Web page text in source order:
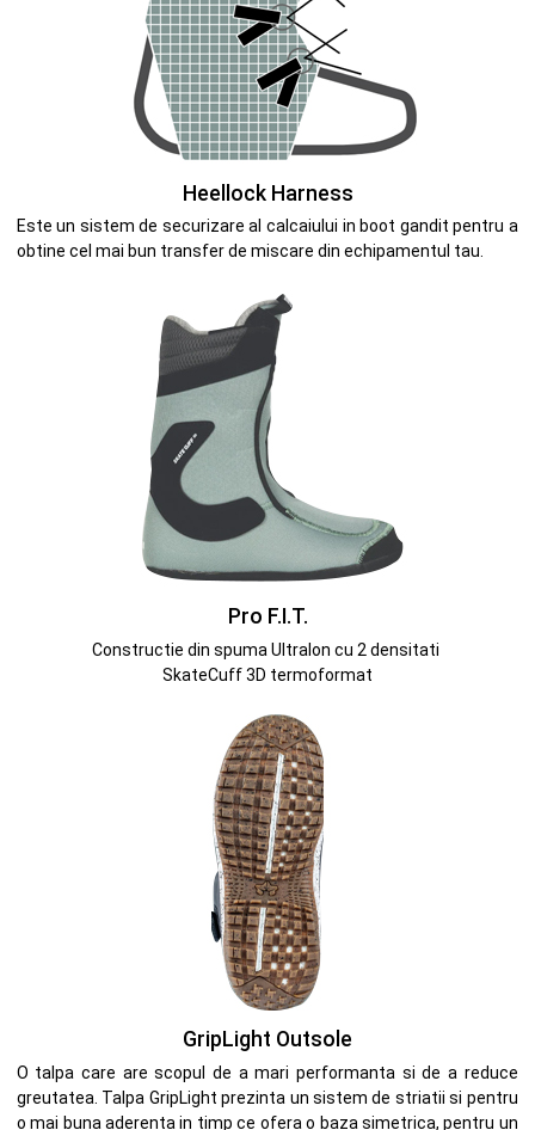
Heellock Harness
Este un sistem de securizare al calcaiului in boot gandit pentru a
obtine cel mai bun transfer de miscare din echipamentul tau.
Pro F.I.T.
Constructie din spuma Ultralon cu 2 densitati
SkateCuff 3D termoformat
GripLight Outsole
O talpa care are scopul de a mari performanta si de a reduce
greutatea. Talpa GripLight prezinta un sistem de striatii si pentru
o mai buna aderenta in timp ce ofera o baza simetrica, pentru un